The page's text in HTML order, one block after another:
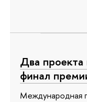
Два
финал